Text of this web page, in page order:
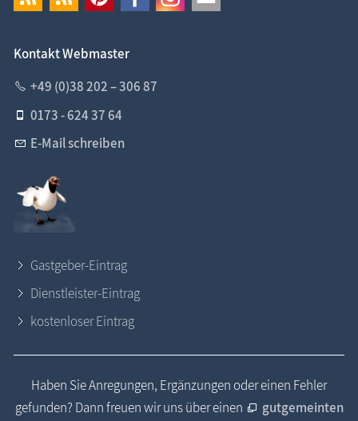
Kontakt Webmaster
+49 (0)38 202 – 306 87
0173 - 624 37 64
E-Mail schreiben
Gastgeber-Eintrag
Dienstleister-Eintrag
kostenloser Eintrag
Haben Sie Anregungen, Ergänzungen oder einen Fehler
gefunden? Dann freuen wir uns über einen
gutgemeinten